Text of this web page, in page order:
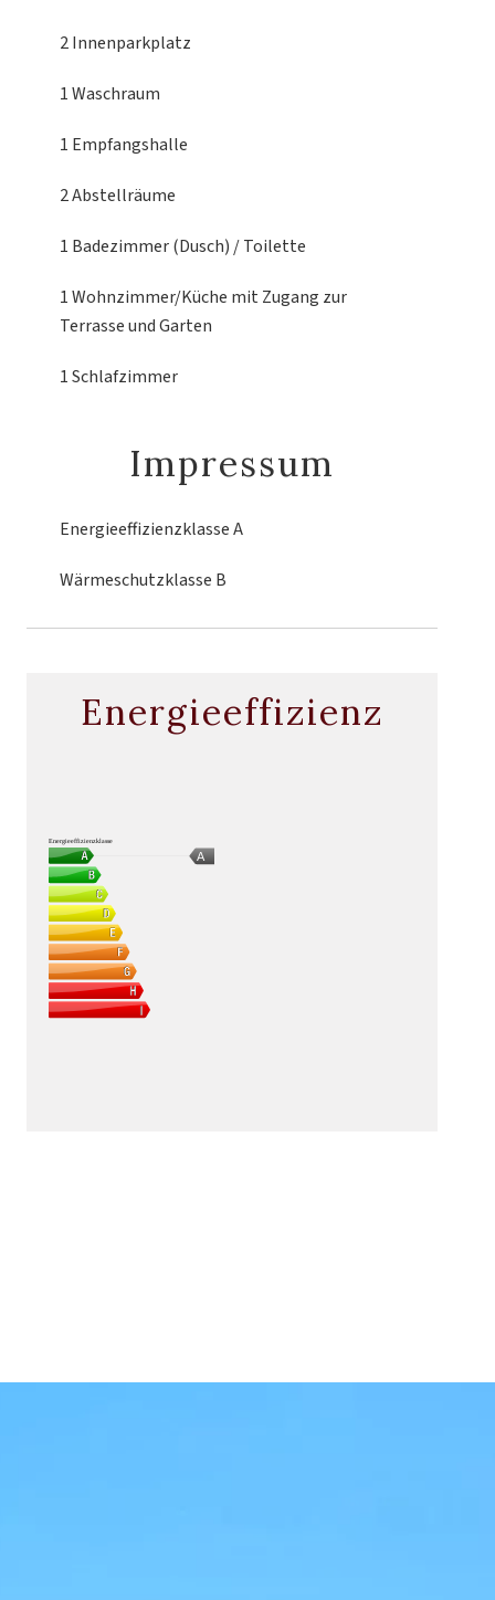
2 Innenparkplatz
1 Waschraum
1 Empfangshalle
2 Abstellräume
1 Badezimmer (Dusch) / Toilette
1 Wohnzimmer/Küche mit Zugang zur
Terrasse und Garten
1 Schlafzimmer
Impressum
EnergieeffizienzklasseA
Wärmeschutzklasse B
Energieeffizienz
A
Energieeffizienzklasse